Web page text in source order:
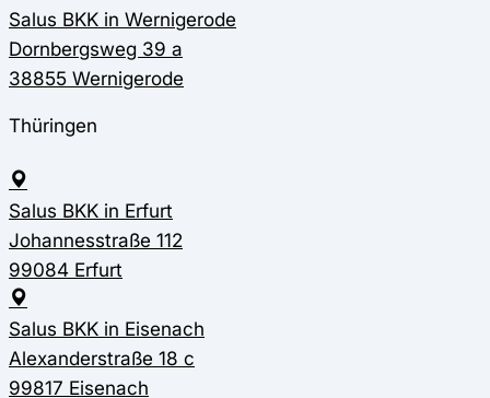
Salus BKK in Wernigerode
Dornbergsweg 39 a
38855 Wernigerode
Thüringen
Salus BKK in Erfurt
Johannesstraße 112
99084 Erfurt
Salus BKK in Eisenach
Alexanderstraße 18 c
99817 Eisenach